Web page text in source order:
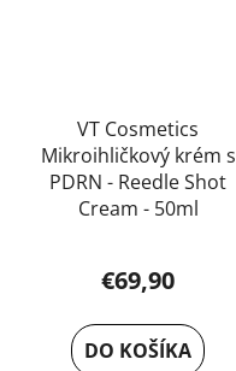
VT Cosmetics
Mikroihličkový krém s
PDRN - Reedle Shot
Cream - 50ml
€69,90
DO KOŠÍKA